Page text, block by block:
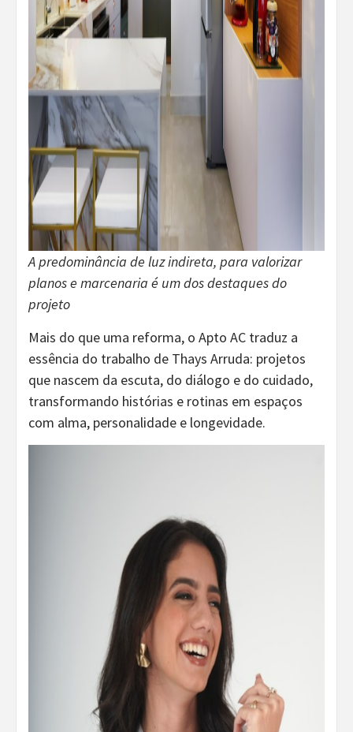
A predominância de luz indireta, para valorizar
planos e marcenaria é um dos destaques do
projeto
Mais do que uma reforma, o Apto AC traduz a
essência do trabalho de Thays Arruda: projetos
que nascem da escuta, do diálogo e do cuidado,
transformando histórias e rotinas em espaços
com alma, personalidade e longevidade.